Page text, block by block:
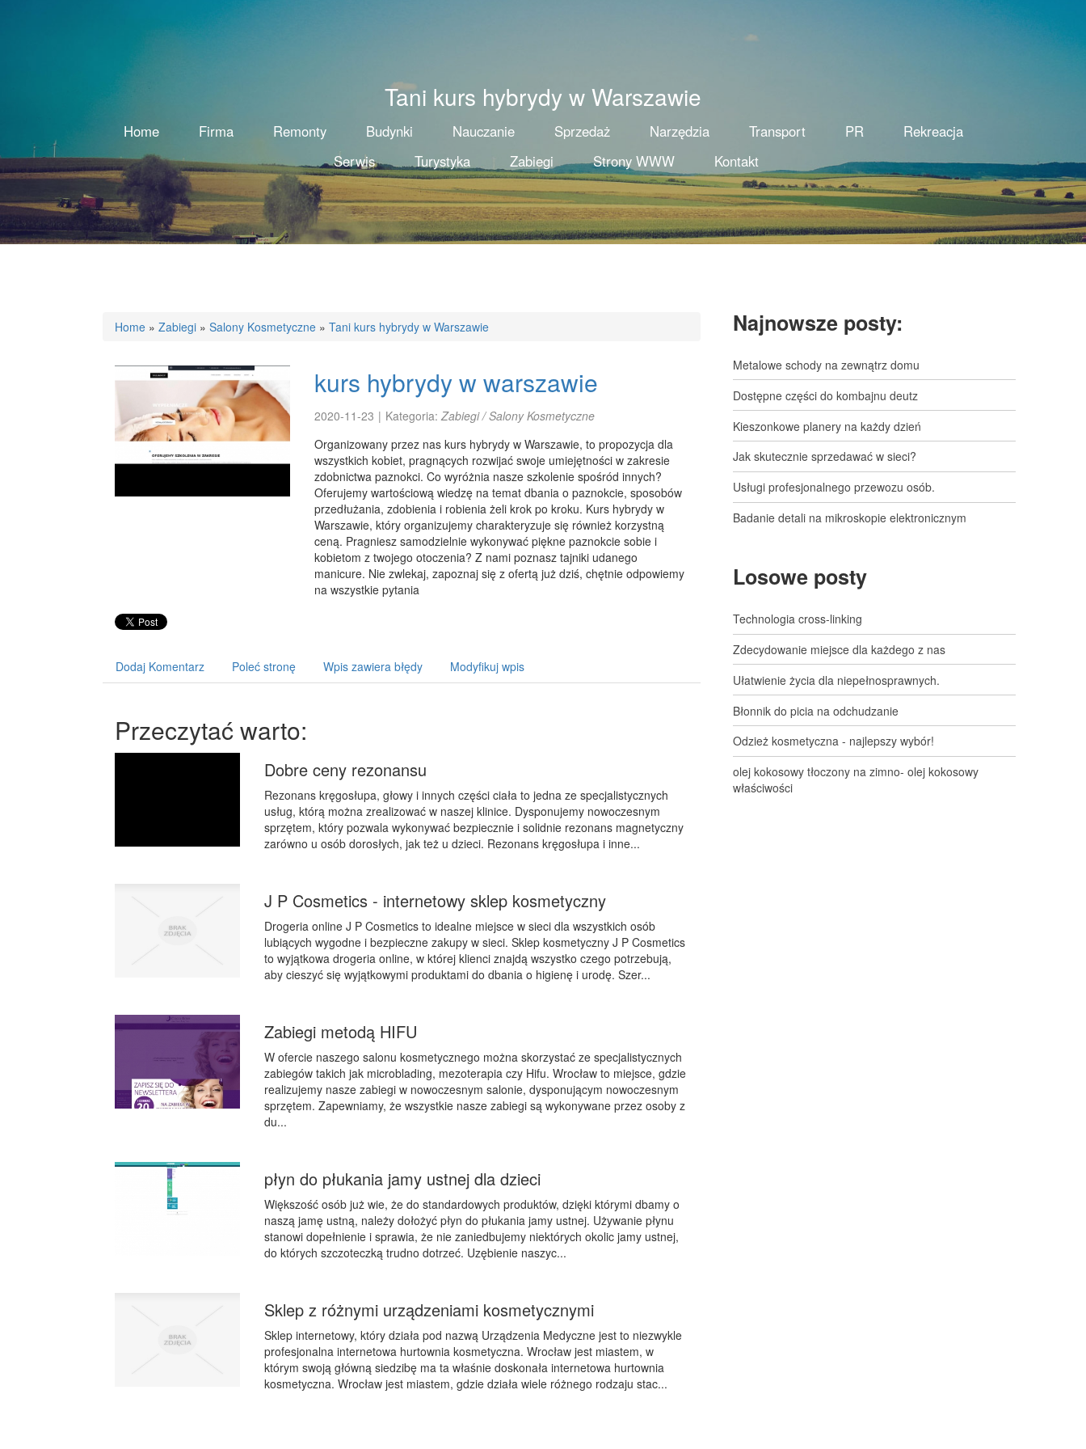
Tani kurs hybrydy w Warszawie
Home Firma Remonty Budynki Nauczanie Sprzedaż Narzędzia Transport PR
Rekreacja
Serwis
Turystyka Zabiegi Strony WWW Kontakt
Home » Zabiegi » Salony Kosmetyczne » Tani kurs hybrydy w Warszawie
kurs hybrydy w warszawie
2020-11-23 | Kategoria:Zabiegi / Salony Kosmetyczne
Organizowany przez nas kurs hybrydy w Warszawie, to propozycja dla
wszystkich kobiet, pragnących rozwijać swoje umiejętności w zakresie
zdobnictwa paznokci. Co wyróżnia nasze szkolenie spośród innych?
Oferujemy wartościową wiedzę na temat dbania o paznokcie, sposobów
przedłużania, zdobienia i robienia żeli krok po kroku. Kurs hybrydy w
Warszawie, który organizujemy charakteryzuje się również korzystną
ceną. Pragniesz samodzielnie wykonywać piękne paznokcie sobie i
kobietom z twojego otoczenia? Z nami poznasz tajniki udanego
manicure. Nie zwlekaj, zapoznaj się z ofertą już dziś, chętnie odpowiemy
na wszystkie pytania
Dodaj Komentarz Poleć stronę Wpis zawiera błędy Modyfikuj wpis
Przeczytać warto:
Dobre ceny rezonansu
Rezonans kręgosłupa, głowy i innych części ciała to jedna ze specjalistycznych
usług, którą można zrealizować w naszej klinice. Dysponujemy nowoczesnym
sprzętem, który pozwala wykonywać bezpiecznie i solidnie rezonans magnetyczny
zarówno u osób dorosłych, jak też u dzieci. Rezonans kręgosłupa i inne...
J P Cosmetics - internetowy sklep kosmetyczny
Drogeria online J P Cosmetics to idealne miejsce w sieci dla wszystkich osób
lubiących wygodne i bezpieczne zakupy w sieci. Sklep kosmetyczny J P Cosmetics
to wyjątkowa drogeria online, w której klienci znajdą wszystko czego potrzebują,
aby cieszyć się wyjątkowymi produktami do dbania o higienę i urodę. Szer...
Zabiegi metodą HIFU
W ofercie naszego salonu kosmetycznego można skorzystać ze specjalistycznych
zabiegów takich jak microblading, mezoterapia czy Hifu. Wrocław to miejsce, gdzie
realizujemy nasze zabiegi w nowoczesnym salonie, dysponującym nowoczesnym
sprzętem. Zapewniamy, że wszystkie nasze zabiegi są wykonywane przez osoby z
du...
płyn do płukania jamy ustnej dla dzieci
Większość osób już wie, że do standardowych produktów, dzięki którymi dbamy o
naszą jamę ustną, należy dołożyć płyn do płukania jamy ustnej. Używanie płynu
stanowi dopełnienie i sprawia, że nie zaniedbujemy niektórych okolic jamy ustnej,
do których szczoteczką trudno dotrzeć. Uzębienie naszyc...
Sklep z różnymi urządzeniami kosmetycznymi
Sklep internetowy, który działa pod nazwą Urządzenia Medyczne jest to niezwykle
profesjonalna internetowa hurtownia kosmetyczna. Wrocław jest miastem, w
którym swoją główną siedzibę ma ta właśnie doskonała internetowa hurtownia
kosmetyczna. Wrocław jest miastem, gdzie działa wiele różnego rodzaju stac...
Najnowsze posty:
Metalowe schody na zewnątrz domu
Dostępne części do kombajnu deutz
Kieszonkowe planery na każdy dzień
Jak skutecznie sprzedawać w sieci?
Usługi profesjonalnego przewozu osób.
Badanie detali na mikroskopie elektronicznym
Losowe posty
Technologia cross-linking
Zdecydowanie miejsce dla każdego z nas
Ułatwienie życia dla niepełnosprawnych.
Błonnik do picia na odchudzanie
Odzież kosmetyczna - najlepszy wybór!
olej kokosowy tłoczony na zimno- olej kokosowy
właściwości